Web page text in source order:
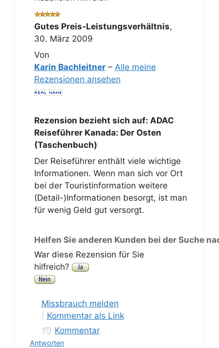
Gutes Preis-Leistungsverhältnis,
30. März 2009
Von
Karin Bachleitner– Alle meine
Rezensionen ansehen
Rezension bezieht sich auf: ADAC
Reiseführer Kanada: Der Osten
(Taschenbuch)
Der Reiseführer enthält viele wichtige
Informationen. Wenn man sich vor Ort
bei der Touristinformation weitere
(Detail-)Informationen besorgt, ist man
für wenig Geld gut versorgt.
Helfen Sie anderen Kunden bei der Suche
War diese Rezension für Sie
hilfreich?
Missbrauch melden
Kommentar als Link
Kommentar
Antworten